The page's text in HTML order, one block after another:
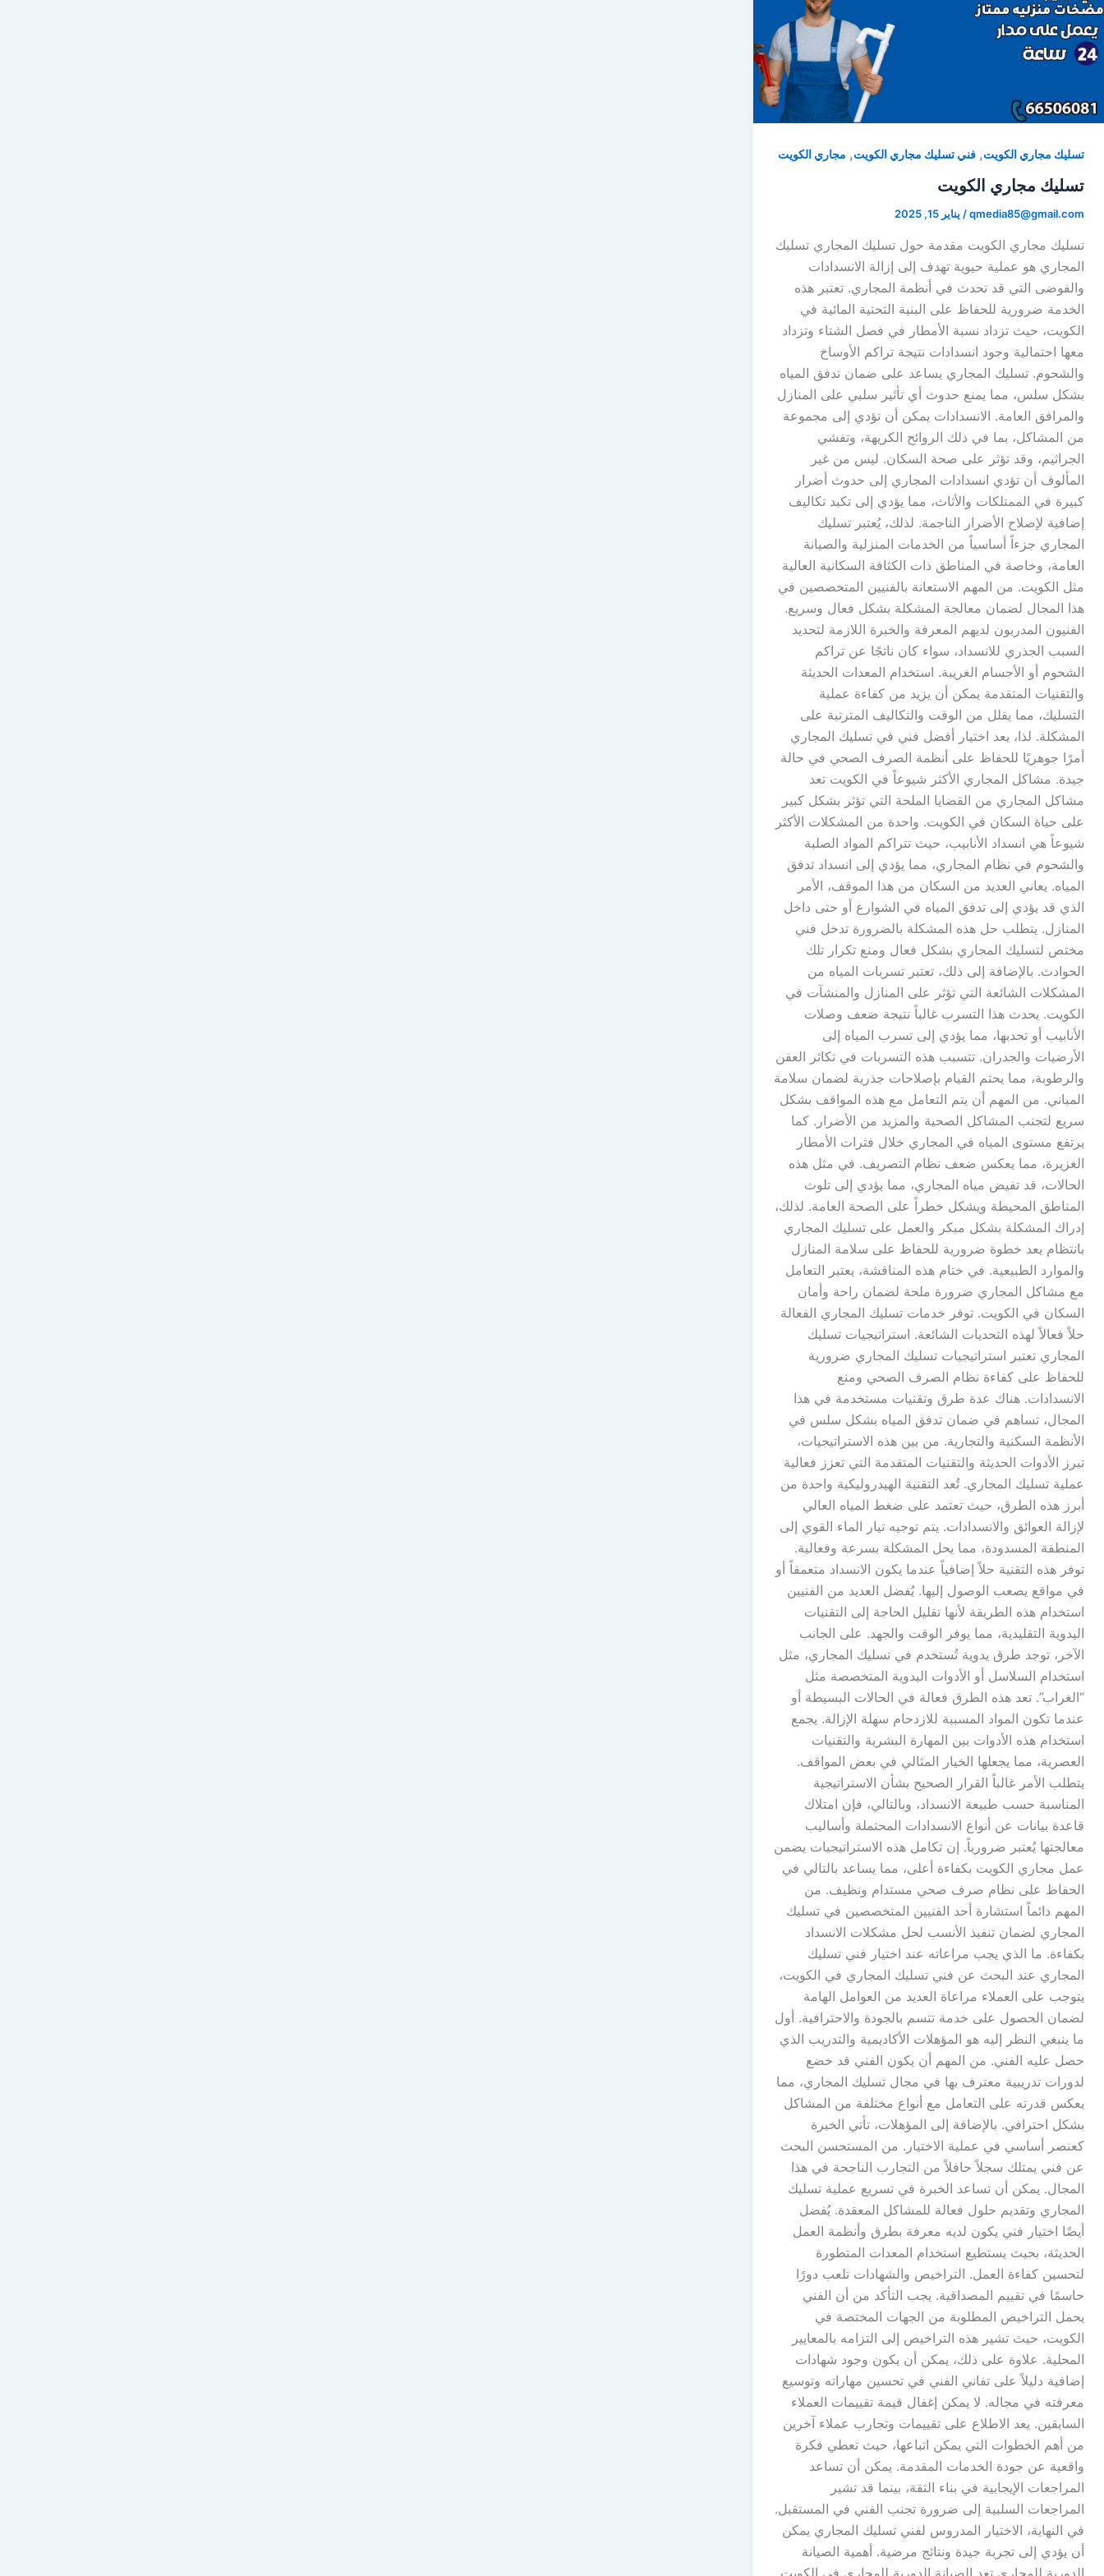
تسليك مجاري الكويت, فني تسليك مجاري الكويت, مجاري الكويت
تسليك مجاري الكويت
qmedia85@gmail.com
/ يناير 15, 2025
تسليك مجاري الكويت مقدمة حول تسليك المجاري تسليك
المجاري هو عملية حيوية تهدف إلى إزالة الانسدادات
والفوضى التي قد تحدث في أنظمة المجاري. تعتبر هذه
الخدمة ضرورية للحفاظ على البنية التحتية المائية في
الكويت، حيث تزداد نسبة الأمطار في فصل الشتاء وتزداد
معها احتمالية وجود انسدادات نتيجة تراكم الأوساخ
والشحوم. تسليك المجاري يساعد على ضمان تدفق المياه
بشكل سلس، مما يمنع حدوث أي تأثير سلبي على المنازل
والمرافق العامة. الانسدادات يمكن أن تؤدي إلى مجموعة
من المشاكل، بما في ذلك الروائح الكريهة، وتفشي
الجراثيم، وقد تؤثر على صحة السكان. ليس من غير
المألوف أن تؤدي انسدادات المجاري إلى حدوث أضرار
كبيرة في الممتلكات والأثاث، مما يؤدي إلى تكبد تكاليف
إضافية لإصلاح الأضرار الناجمة. لذلك، يُعتبر تسليك
المجاري جزءاً أساسياً من الخدمات المنزلية والصيانة
العامة، وخاصة في المناطق ذات الكثافة السكانية العالية
مثل الكويت. من المهم الاستعانة بالفنيين المتخصصين في
هذا المجال لضمان معالجة المشكلة بشكل فعال وسريع.
الفنيون المدربون لديهم المعرفة والخبرة اللازمة لتحديد
السبب الجذري للانسداد، سواء كان ناتجًا عن تراكم
الشحوم أو الأجسام الغريبة. استخدام المعدات الحديثة
والتقنيات المتقدمة يمكن أن يزيد من كفاءة عملية
التسليك، مما يقلل من الوقت والتكاليف المترتبة على
المشكلة. لذا، يعد اختيار أفضل فني في تسليك المجاري
أمرًا جوهريًا للحفاظ على أنظمة الصرف الصحي في حالة
جيدة. مشاكل المجاري الأكثر شيوعاً في الكويت تعد
مشاكل المجاري من القضايا الملحة التي تؤثر بشكل كبير
على حياة السكان في الكويت. واحدة من المشكلات الأكثر
شيوعاً هي انسداد الأنابيب، حيث تتراكم المواد الصلبة
والشحوم في نظام المجاري، مما يؤدي إلى انسداد تدفق
المياه. يعاني العديد من السكان من هذا الموقف، الأمر
الذي قد يؤدي إلى تدفق المياه في الشوارع أو حتى داخل
المنازل. يتطلب حل هذه المشكلة بالضرورة تدخل فني
مختص لتسليك المجاري بشكل فعال ومنع تكرار تلك
الحوادث. بالإضافة إلى ذلك، تعتبر تسربات المياه من
المشكلات الشائعة التي تؤثر على المنازل والمنشآت في
الكويت. يحدث هذا التسرب غالباً نتيجة ضعف وصلات
الأنابيب أو تحدبها، مما يؤدي إلى تسرب المياه إلى
الأرضيات والجدران. تتسبب هذه التسربات في تكاثر العفن
والرطوبة، مما يحتم القيام بإصلاحات جذرية لضمان سلامة
المباني. من المهم أن يتم التعامل مع هذه المواقف بشكل
سريع لتجنب المشاكل الصحية والمزيد من الأضرار. كما
يرتفع مستوى المياه في المجاري خلال فترات الأمطار
الغزيرة، مما يعكس ضعف نظام التصريف. في مثل هذه
الحالات، قد تفيض مياه المجاري، مما يؤدي إلى تلوث
المناطق المحيطة ويشكل خطراً على الصحة العامة. لذلك،
إدراك المشكلة بشكل مبكر والعمل على تسليك المجاري
بانتظام يعد خطوة ضرورية للحفاظ على سلامة المنازل
والموارد الطبيعية. في ختام هذه المناقشة، يعتبر التعامل
مع مشاكل المجاري ضرورة ملحة لضمان راحة وأمان
السكان في الكويت. توفر خدمات تسليك المجاري الفعالة
حلاً فعالاً لهذه التحديات الشائعة. استراتيجيات تسليك
المجاري تعتبر استراتيجيات تسليك المجاري ضرورية
للحفاظ على كفاءة نظام الصرف الصحي ومنع
الانسدادات. هناك عدة طرق وتقنيات مستخدمة في هذا
المجال، تساهم في ضمان تدفق المياه بشكل سلس في
الأنظمة السكنية والتجارية. من بين هذه الاستراتيجيات،
تبرز الأدوات الحديثة والتقنيات المتقدمة التي تعزز فعالية
عملية تسليك المجاري. تُعد التقنية الهيدروليكية واحدة من
أبرز هذه الطرق، حيث تعتمد على ضغط المياه العالي
لإزالة العوائق والانسدادات. يتم توجيه تيار الماء القوي إلى
المنطقة المسدودة، مما يحل المشكلة بسرعة وفعالية.
توفر هذه التقنية حلاً إضافياً عندما يكون الانسداد متعمقاً أو
في مواقع يصعب الوصول إليها. يُفضل العديد من الفنيين
استخدام هذه الطريقة لأنها تقليل الحاجة إلى التقنيات
اليدوية التقليدية، مما يوفر الوقت والجهد. على الجانب
الآخر، توجد طرق يدوية تُستخدم في تسليك المجاري، مثل
استخدام السلاسل أو الأدوات اليدوية المتخصصة مثل
“الغراب”. تعد هذه الطرق فعالة في الحالات البسيطة أو
عندما تكون المواد المسببة للازدحام سهلة الإزالة. يجمع
استخدام هذه الأدوات بين المهارة البشرية والتقنيات
العصرية، مما يجعلها الخيار المثالي في بعض المواقف.
يتطلب الأمر غالباً القرار الصحيح بشأن الاستراتيجية
المناسبة حسب طبيعة الانسداد، وبالتالي، فإن امتلاك
قاعدة بيانات عن أنواع الانسدادات المحتملة وأساليب
معالجتها يُعتبر ضرورياً. إن تكامل هذه الاستراتيجيات يضمن
عمل مجاري الكويت بكفاءة أعلى، مما يساعد بالتالي في
الحفاظ على نظام صرف صحي مستدام ونظيف. من
المهم دائماً استشارة أحد الفنيين المتخصصين في تسليك
المجاري لضمان تنفيذ الأنسب لحل مشكلات الانسداد
بكفاءة. ما الذي يجب مراعاته عند اختيار فني تسليك
المجاري عند البحث عن فني تسليك المجاري في الكويت،
يتوجب على العملاء مراعاة العديد من العوامل الهامة
لضمان الحصول على خدمة تتسم بالجودة والاحترافية. أول
ما ينبغي النظر إليه هو المؤهلات الأكاديمية والتدريب الذي
حصل عليه الفني. من المهم أن يكون الفني قد خضع
لدورات تدريبية معترف بها في مجال تسليك المجاري، مما
يعكس قدرته على التعامل مع أنواع مختلفة من المشاكل
بشكل احترافي. بالإضافة إلى المؤهلات، تأتي الخبرة
كعنصر أساسي في عملية الاختيار. من المستحسن البحث
عن فني يمتلك سجلاً حافلاً من التجارب الناجحة في هذا
المجال. يمكن أن تساعد الخبرة في تسريع عملية تسليك
المجاري وتقديم حلول فعالة للمشاكل المعقدة. يُفضل
أيضًا اختيار فني يكون لديه معرفة بطرق وأنظمة العمل
الحديثة، بحيث يستطيع استخدام المعدات المتطورة
لتحسين كفاءة العمل. التراخيص والشهادات تلعب دورًا
حاسمًا في تقييم المصداقية. يجب التأكد من أن الفني
يحمل التراخيص المطلوبة من الجهات المختصة في
الكويت، حيث تشير هذه التراخيص إلى التزامه بالمعايير
المحلية. علاوة على ذلك، يمكن أن يكون وجود شهادات
إضافية دليلاً على تفاني الفني في تحسين مهاراته وتوسيع
معرفته في مجاله. لا يمكن إغفال قيمة تقييمات العملاء
السابقين. يعد الاطلاع على تقييمات وتجارب عملاء آخرين
من أهم الخطوات التي يمكن اتباعها، حيث تعطي فكرة
واقعية عن جودة الخدمات المقدمة. يمكن أن تساعد
المراجعات الإيجابية في بناء الثقة، بينما قد تشير
المراجعات السلبية إلى ضرورة تجنب الفني في المستقبل.
في النهاية، الاختيار المدروس لفني تسليك المجاري يمكن
أن يؤدي إلى تجربة جيدة ونتائج مرضية. أهمية الصيانة
الدورية للمجاري تعد الصيانة الدورية للمجاري في الكويت